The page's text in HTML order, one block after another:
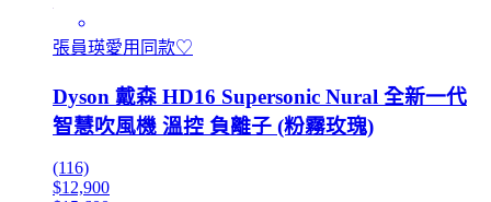
張員瑛愛用同款♡
Dyson 戴森 HD16 Supersonic Nural 全新一代
智慧吹風機 溫控 負離子 (粉霧玫瑰)
(116)
$12,900